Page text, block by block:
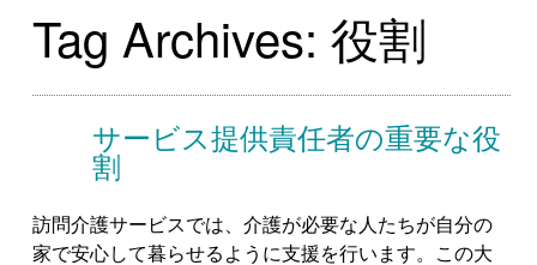
Tag Archives: 役割
サービス提供責任者の重要な役
割
訪問介護サービスでは、介護が必要な人たちが自分の
家で安心して暮らせるように支援を行います。この大